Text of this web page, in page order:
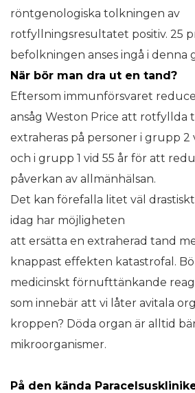
röntgenologiska tolkningen av
rotfyllningsresultatet positiv. 25
befolkningen anses ingå i denna
När bör man dra ut en tand?
Eftersom immunförsvaret
ansåg Weston Price att rotfyllda
extraheras på personer i grupp 2
och i grupp 1 vid 55 år för att
påverkan av allmänhälsan.
Det kan förefalla litet väl
idag har möjligheten
att ersätta en extraherad tand
knappast effekten katastrofal.
medicinskt förnufttänkande
som innebär att vi låter avitala
kroppen? Döda organ är alltid
mikroorganismer.
På den kända